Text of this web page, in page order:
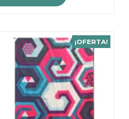
era:
es:
¡OFERTA!